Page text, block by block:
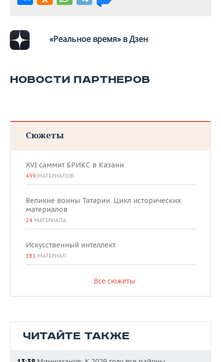
ХОККЕЙ С МЯЧОМ
ПРОИСШЕСТВИЯ«Реальное время» в Дзен
НОВОСТИ ПАРТНЕРОВ
Сюжеты
XVI саммит БРИКС в Казани
499 МАТЕРИАЛОВ
Великие воины Татарии. Цикл исторических
материалов
24 МАТЕРИАЛА
Искусственный интеллект
181 МАТЕРИАЛ
Все сюжеты
ЧИТАЙТЕ ТАКЖЕ